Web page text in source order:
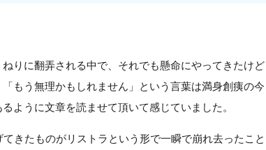
りに翻弄される中で、それでも懸命にやってきたけど
もう無理かもしれません」という言葉は満身創痍の今
ように文章を読ませて頂いて感じていました。
きたものがリストラという形で一瞬で崩れ去ったこと